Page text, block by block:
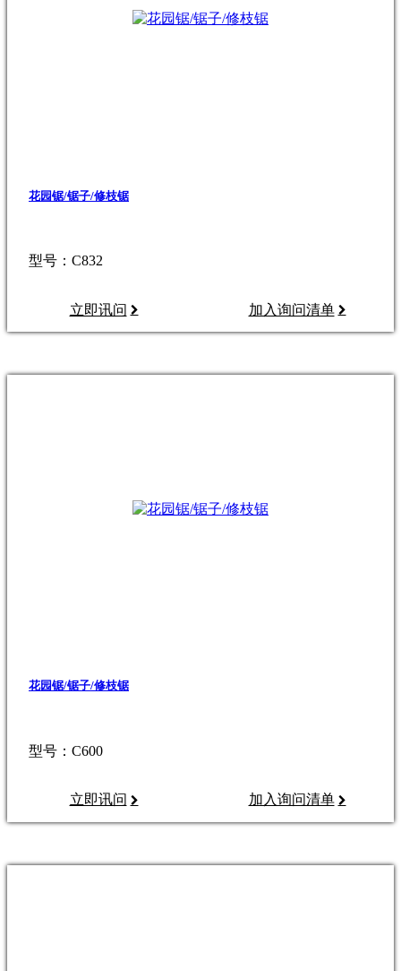
花园锯/锯子/修枝锯
型号：C832
立即讯问 加入询问清单
花园锯/锯子/修枝锯
型号：C600
立即讯问 加入询问清单